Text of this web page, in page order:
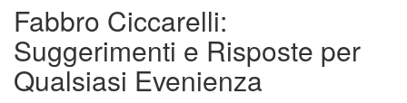
Fabbro Ciccarelli:
Suggerimenti e Risposte per
Qualsiasi Evenienza